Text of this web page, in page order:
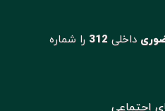
داخلی 312 را شماره
اجتماعی